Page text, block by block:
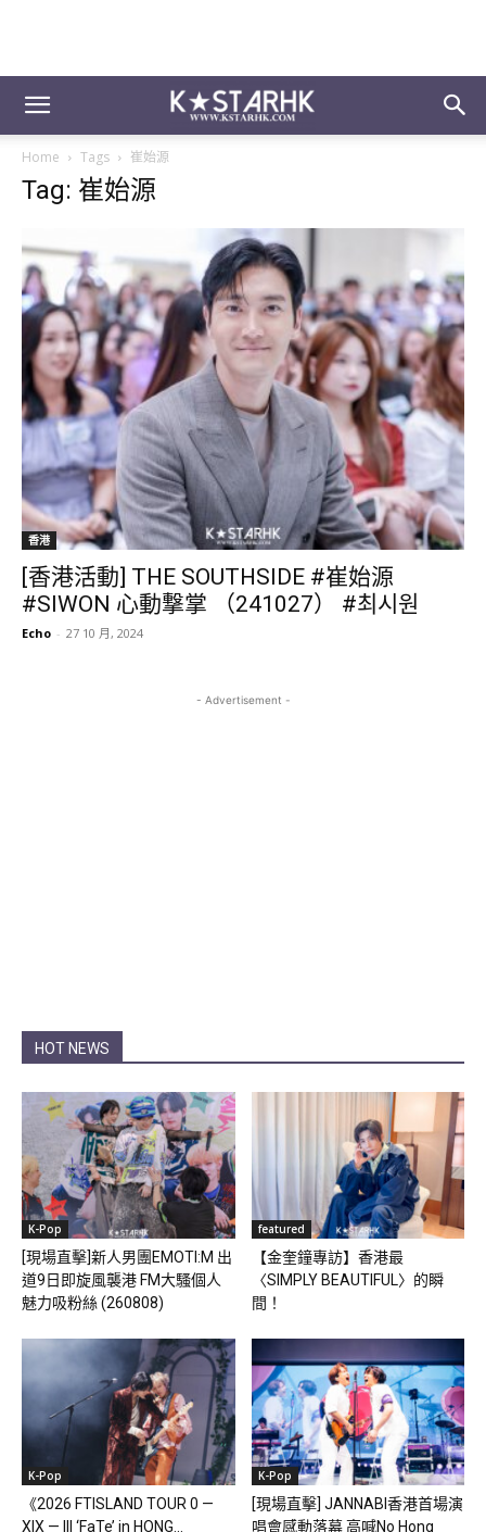
Home Tags 崔始源
Tag: 崔始源
香港
[香港活動] THE SOUTHSIDE #崔始源
#SIWON 心動撃掌 （241027） #최시원
Echo - 27 10 月, 2024
- Advertisement -
HOT NEWS
K-Pop
[現場直擊]新人男團EMOTI:M 出
道9日即旋風襲港 FM大騷個人
魅力吸粉絲 (260808)
featured
【金奎鐘專訪】香港最
〈SIMPLY BEAUTIFUL〉的瞬
間！
K-Pop
《2026 FTISLAND TOUR 0 —
XIX — III ‘FaTe’ in HONG...
K-Pop
[現場直擊] JANNABI香港首場演
唱會感動落幕 高喊No Hong